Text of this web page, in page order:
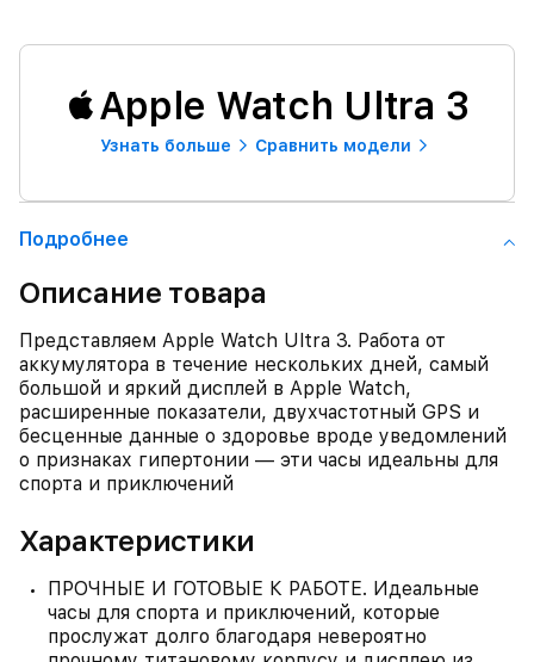
Apple Watch Ultra 3
Узнать больше Сравнить модели
Подробнее
Описание товара
Представляем Apple Watch Ultra 3. Работа от
аккумулятора в течение нескольких дней, самый
большой и яркий дисплей в Apple Watch,
расширенные показатели, двухчастотный GPS и
бесценные данные о здоровье вроде уведомлений
о признаках гипертонии — эти часы идеальны для
спорта и приключений
Характеристики
ПРОЧНЫЕ И ГОТОВЫЕ К РАБОТЕ. Идеальные
часы для спорта и приключений, которые
прослужат долго благодаря невероятно